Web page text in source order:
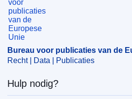
statistieken
gegevens
IMMC : COM(2025)12 final
COMNAT : COM_2025_0012_FIN
Bureau voor publicaties van de
Recht | Data | Publicaties
Hulp nodig?